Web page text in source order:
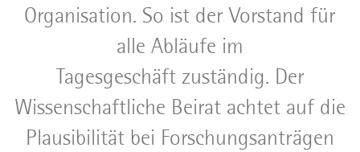
Organisation. So ist der Vorstand für
alle Abläufe im
Tagesgeschäft zuständig. Der
Wissenschaftliche Beirat achtet auf die
Plausibilität bei Forschungsanträgen